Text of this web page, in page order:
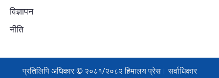
विज्ञापन
नीति
प्रतिलिपि अधिकार © २०८१/२०८२ हिमालय प्रेस। सर्वाधिकार